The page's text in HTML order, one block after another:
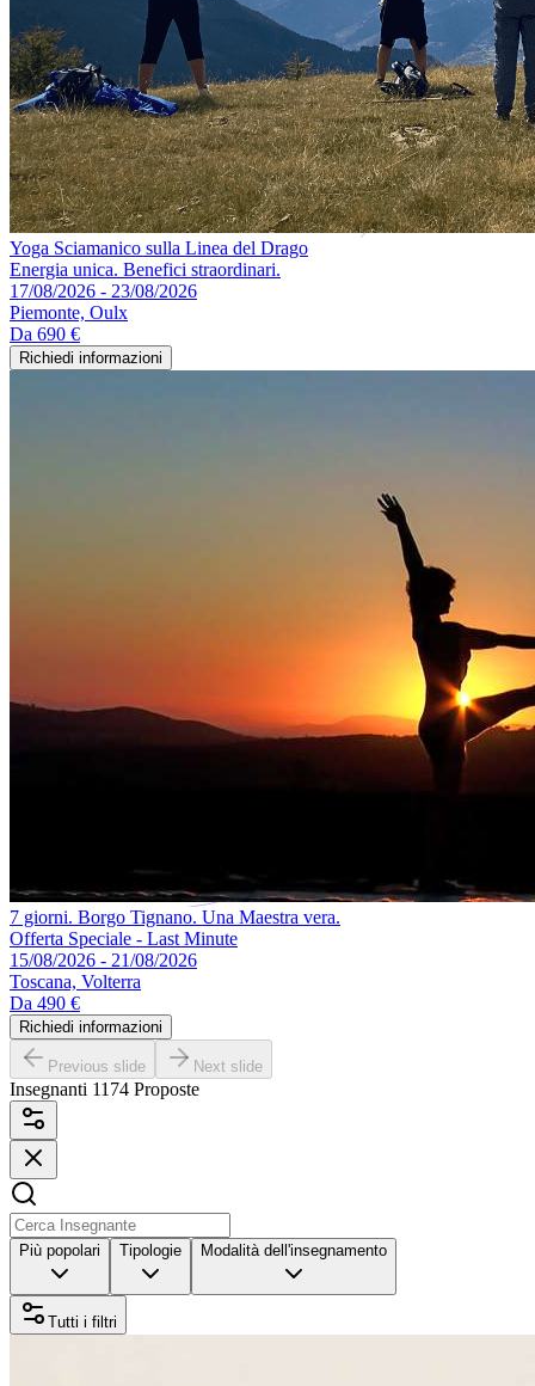
Yoga Sciamanico sulla Linea del Drago
Energia unica. Benefici straordinari.
17/08/2026 - 23/08/2026
Piemonte, Oulx
Da 690 €
Richiedi informazioni
7 giorni. Borgo Tignano. Una Maestra vera.
Offerta Speciale - Last Minute
15/08/2026 - 21/08/2026
Toscana, Volterra
Da 490 €
Richiedi informazioni
Previous slide Next slide
Insegnanti 1174 Proposte
Più popolari Tipologie Modalità dell'insegnamento
Tutti i filtri